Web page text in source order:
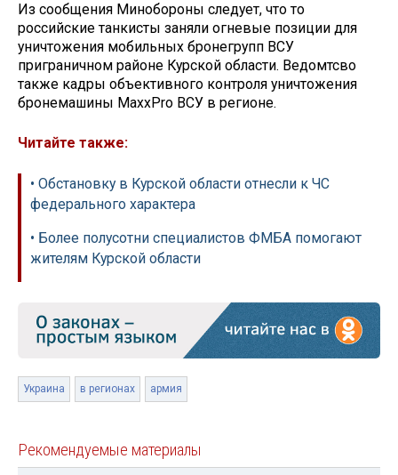
Из сообщения Минобороны следует, что то
российские танкисты заняли огневые позиции для
уничтожения мобильных бронегрупп ВСУ
приграничном районе Курской области. Ведомтсво
также кадры объективного контроля уничтожения
бронемашины MaxxPro ВСУ в регионе.
Читайте также:
• Обстановку в Курской области отнесли к ЧС
федерального характера
• Более полусотни специалистов ФМБА помогают
жителям Курской области
Украина в регионах армия
Рекомендуемые материалы